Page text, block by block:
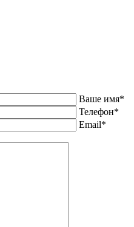
Ваше имя*
Телефон*
Email*